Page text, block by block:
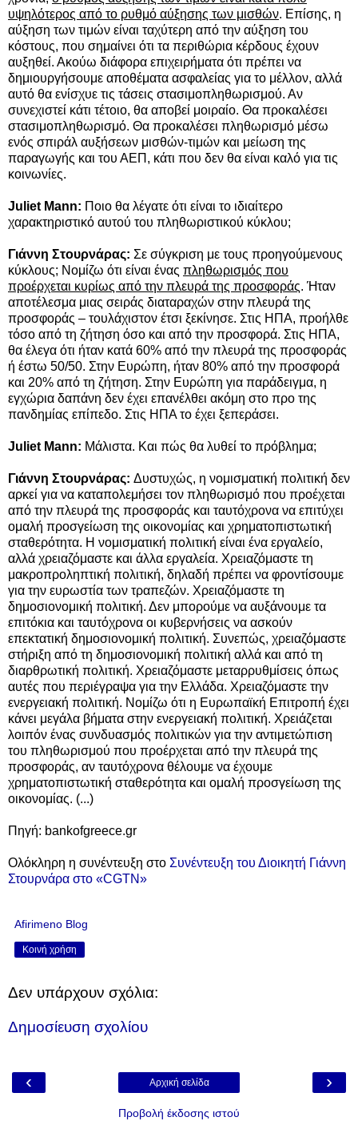
υψηλότερος από το ρυθμό αύξησης των μισθών. Επίσης, η
αύξηση των τιμών είναι ταχύτερη από την αύξηση του
κόστους, που σημαίνει ότι τα περιθώρια κέρδους έχουν
αυξηθεί. Ακούω διάφορα επιχειρήματα ότι πρέπει να
δημιουργήσουμε αποθέματα ασφαλείας για το μέλλον, αλλά
αυτό θα ενίσχυε τις τάσεις στασιμοπληθωρισμού. Αν
συνεχιστεί κάτι τέτοιο, θα αποβεί μοιραίο. Θα προκαλέσει
στασιμοπληθωρισμό. Θα προκαλέσει πληθωρισμό μέσω
ενός σπιράλ αυξήσεων μισθών-τιμών και μείωση της
παραγωγής και του ΑΕΠ, κάτι που δεν θα είναι καλό για τις
κοινωνίες.
Juliet Mann: Ποιο θα λέγατε ότι είναι το ιδιαίτερο
χαρακτηριστικό αυτού του πληθωριστικού κύκλου;
Γιάννη Στουρνάρας: Σε σύγκριση με τους προηγούμενους
κύκλους; Νομίζω ότι είναι ένας πληθωρισμός που
προέρχεται κυρίως από την πλευρά της προσφοράς. Ήταν
αποτέλεσμα μιας σειράς διαταραχών στην πλευρά της
προσφοράς – τουλάχιστον έτσι ξεκίνησε. Στις ΗΠΑ, προήλθε
τόσο από τη ζήτηση όσο και από την προσφορά. Στις ΗΠΑ,
θα έλεγα ότι ήταν κατά 60% από την πλευρά της προσφοράς
ή έστω 50/50. Στην Ευρώπη, ήταν 80% από την προσφορά
και 20% από τη ζήτηση. Στην Ευρώπη για παράδειγμα, η
εγχώρια δαπάνη δεν έχει επανέλθει ακόμη στο προ της
πανδημίας επίπεδο. Στις ΗΠΑ το έχει ξεπεράσει.
Juliet Mann: Μάλιστα. Και πώς θα λυθεί το πρόβλημα;
Γιάννη Στουρνάρας: Δυστυχώς, η νομισματική πολιτική δεν
αρκεί για να καταπολεμήσει τον πληθωρισμό που προέχεται
από την πλευρά της προσφοράς και ταυτόχρονα να επιτύχει
ομαλή προσγείωση της οικονομίας και χρηματοπιστωτική
σταθερότητα. Η νομισματική πολιτική είναι ένα εργαλείο,
αλλά χρειαζόμαστε και άλλα εργαλεία. Χρειαζόμαστε τη
μακροπροληπτική πολιτική, δηλαδή πρέπει να φροντίσουμε
για την ευρωστία των τραπεζών. Χρειαζόμαστε τη
δημοσιονομική πολιτική. Δεν μπορούμε να αυξάνουμε τα
επιτόκια και ταυτόχρονα οι κυβερνήσεις να ασκούν
επεκτατική δημοσιονομική πολιτική. Συνεπώς, χρειαζόμαστε
στήριξη από τη δημοσιονομική πολιτική αλλά και από τη
διαρθρωτική πολιτική. Χρειαζόμαστε μεταρρυθμίσεις όπως
αυτές που περιέγραψα για την Ελλάδα. Χρειαζόμαστε την
ενεργειακή πολιτική. Νομίζω ότι η Ευρωπαϊκή Επιτροπή έχει
κάνει μεγάλα βήματα στην ενεργειακή πολιτική. Χρειάζεται
λοιπόν ένας συνδυασμός πολιτικών για την αντιμετώπιση
του πληθωρισμού που προέρχεται από την πλευρά της
προσφοράς, αν ταυτόχρονα θέλουμε να έχουμε
χρηματοπιστωτική σταθερότητα και ομαλή προσγείωση της
οικονομίας. (...)
Πηγή: bankofgreece.gr
Ολόκληρη η συνέντευξη στο Συνέντευξη του Διοικητή Γιάννη
Στουρνάρα στο «CGTN»
Afirimeno Blog
Κοινή χρήση
Δεν υπάρχουν σχόλια:
Δημοσίευση σχολίου
‹ ›
Αρχική σελίδα
Προβολή έκδοσης ιστού